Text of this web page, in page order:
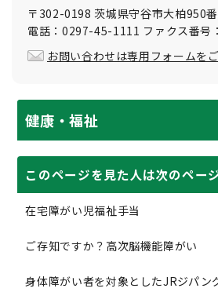
〒302-0198 茨城県守谷市大柏950
電話：0297-45-1111 ファクス番
お問い合わせは専用フォームを
健康・福祉
このページを見た人は次のペー
在宅障がい児福祉手当
ご存知ですか？高次脳機能障がい
身体障がい者を対象としたJRジパン